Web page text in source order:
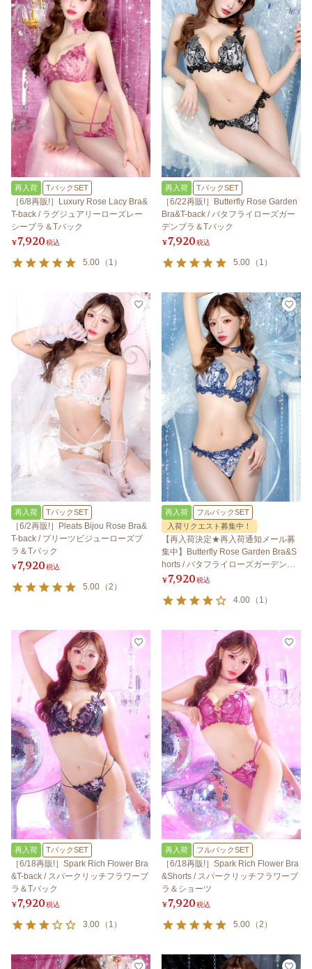
再入荷 TバックSET
［6/8再販!］Luxury Rose Lacy Bra&
T-back / ラグジュアリーローズレー
シーブラ＆Tバック
¥7,920税込
5.00 （ 1 ）
再入荷 TバックSET
［6/22再販!］Butterfly Rose Garden
Bra&T-back / バタフライローズガー
デンブラ＆Tバック
¥7,920税込
5.00 （ 1 ）
再入荷 TバックSET
［6/2再販!］Pleats Bijou Rose Bra&
T-back / プリーツビジューローズブ
ラ＆Tバック
¥7,920税込
5.00 （2 ）
再入荷
フルバックSET
入荷リクエスト募集中！
【再入荷決定★再入荷通知メール募
集中】Butterfly Rose Garden Bra&S
horts / バタフライローズガーデンブ
ラ＆ショーツ
¥7,920税込
4.00 （ 1 ）
再入荷 TバックSET
［6/18再販!］Spark Rich Flower Bra
&T-back / スパークリッチフラワーブ
ラ＆Tバック
¥7,920税込
3.00 （ 1 ）
再入荷 フルバックSET
［6/18再販!］Spark Rich Flower Bra
&Shorts / スパークリッチフラワーブ
ラ＆ショーツ
¥7,920税込
5.00 （2 ）